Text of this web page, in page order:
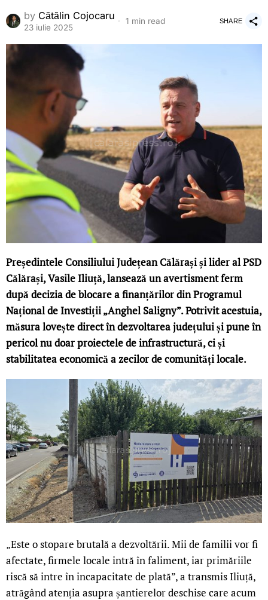
by Cătălin Cojocaru
23 iulie 2025
1 min read SHARE
Președintele Consiliului Județean Călărași și lider al PSD
Călărași, Vasile Iliuță, lansează un avertisment ferm
după decizia de blocare a finanțărilor din Programul
Național de Investiții „Anghel Saligny”. Potrivit acestuia,
măsura lovește direct în dezvoltarea județului și pune în
pericol nu doar proiectele de infrastructură, ci și
stabilitatea economică a zecilor de comunități locale.
„Este o stopare brutală a dezvoltării. Mii de familii vor fi
afectate, firmele locale intră în faliment, iar primăriile
riscă să intre în incapacitate de plată”, a transmis Iliuță,
atrăgând atenția asupra șantierelor deschise care acum